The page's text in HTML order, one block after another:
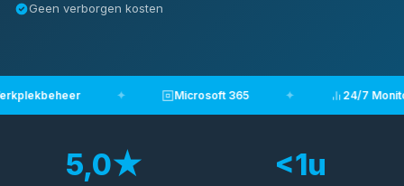
Geen verborgen kosten
✦ Microsoft 365 ✦ 24/7
5,0★ <1u